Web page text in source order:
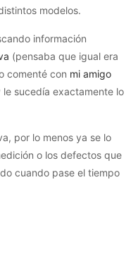
modelos.
información
(pensaba que igual era
comenté con mi amigo
sucedía exactamente lo
por lo menos ya se lo
o los defectos que
cuando pase el tiempo